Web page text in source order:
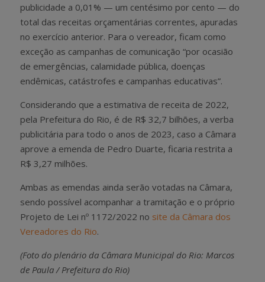
publicidade a 0,01% — um centésimo por cento — do
total das receitas orçamentárias correntes, apuradas
no exercício anterior. Para o vereador, ficam como
exceção as campanhas de comunicação “por ocasião
de emergências, calamidade pública, doenças
endêmicas, catástrofes e campanhas educativas”.
Considerando que a estimativa de receita de 2022,
pela Prefeitura do Rio, é de R$ 32,7 bilhões, a verba
publicitária para todo o anos de 2023, caso a Câmara
aprove a emenda de Pedro Duarte, ficaria restrita a
R$ 3,27 milhões.
Ambas as emendas ainda serão votadas na Câmara,
sendo possível acompanhar a tramitação e o próprio
Projeto de Lei nº 1172/2022 no site da Câmara dos
Vereadores do Rio.
(Foto do plenário da Câmara Municipal do Rio: Marcos
de Paula / Prefeitura do Rio)